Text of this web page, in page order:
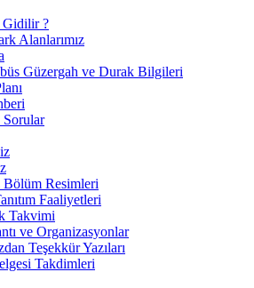
Gidilir ?
Alanlarımız
Güzergah ve Durak Bilgileri
Sorular
Bölüm Resimleri
Faaliyetleri
Takvimi
ve Organizasyonlar
Teşekkür Yazıları
Takdimleri